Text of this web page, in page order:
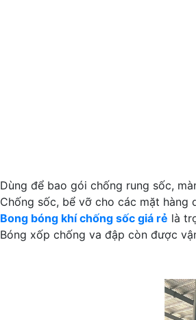
Dùng để bao gói chống rung sốc,
Chống sốc, bể vỡ cho các mặt
Bong bóng khíchống sốc giá rẻ là
Bóng xốp chống va đập còn được